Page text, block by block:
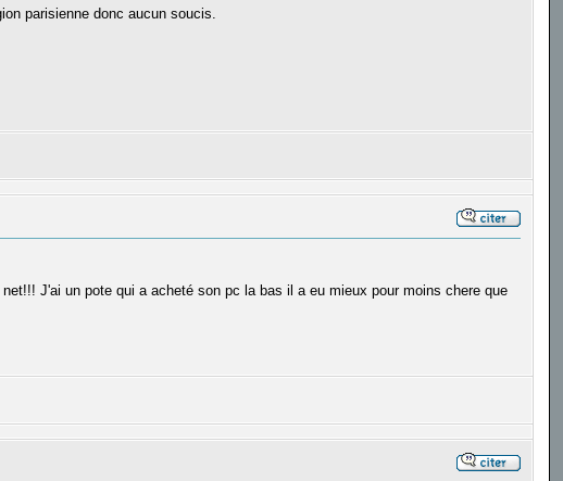
parisienne donc aucun soucis.
J'ai un pote qui a acheté son pc la bas il a eu mieux pour moins chere que